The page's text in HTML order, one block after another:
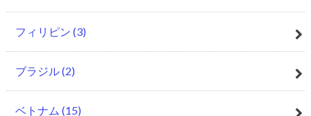
フィリピン (3)
ブラジル(2)
ベトナム (15)